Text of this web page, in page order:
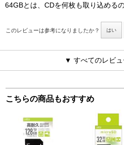
64GBとは、CDを何枚も取り込める
このレビューは参考になりましたか？ はい
▼ すべてのレビュ
こちらの商品もおすすめ